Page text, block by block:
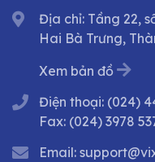
Địa chỉ: Tầng 22,
Hai Bà Trưng,
Xem bản đồ
Điện thoại: (024)
Fax: (024) 3978
Email: